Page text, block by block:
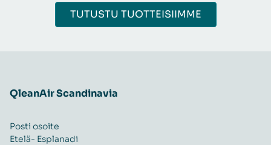
TUTUSTU TUOTTEISIIMME
QleanAir Scandinavia
Posti osoite
Etelä- Esplanadi